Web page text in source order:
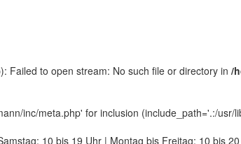
Failed to open stream: No such file or directory in /
inc/meta.php' for inclusion (include_path='.:/usr/
10 bis 19 Uhr | Montag bis Freitag: 10 bis